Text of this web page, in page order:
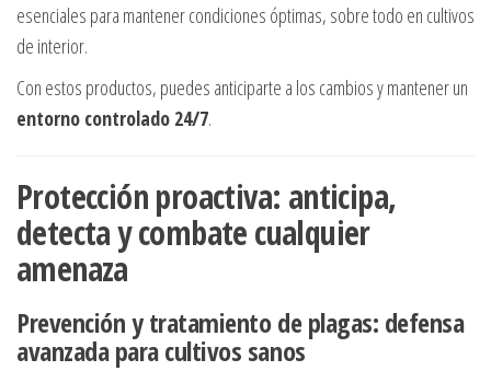
esenciales para mantener condiciones óptimas, sobre todo en cultivos
de interior.
Con estos productos, puedes anticiparte a los cambios y mantener un
entorno controlado 24/7.
Protección proactiva: anticipa,
detecta y combate cualquier
amenaza
Prevención y tratamiento de plagas: defensa
avanzada para cultivos sanos